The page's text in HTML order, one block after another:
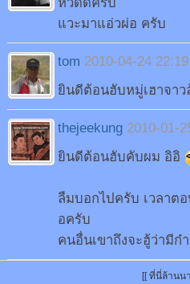
แวะมาแอ่วผ่อ ครับ
tom 2010-04-24 22:19
ยินดีต้อนฮับหมู่เฮาจา
thejeekung 2010-01-
ยินดีต้อนฮับคับผม อิอิ
ลืมบอกไปครับ เวลาต
อครับ
คนอื่นเขาถึงจะฮู้ว่ามีก๋
[[ ที่นี่ล้านน